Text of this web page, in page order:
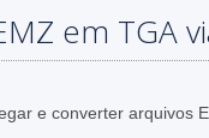
em TGA
e converter arquivos